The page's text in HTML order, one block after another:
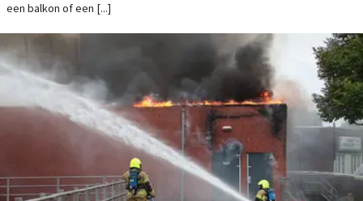
een balkon of een [...]